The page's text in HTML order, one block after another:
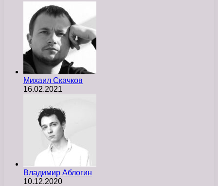
Михаил Скачков
16.02.2021
Владимир Аблогин
10.12.2020